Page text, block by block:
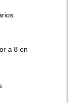
a 8 en